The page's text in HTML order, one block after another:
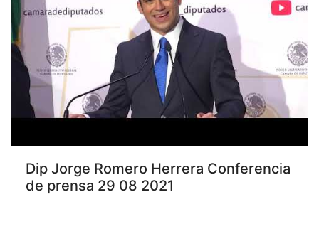
Dip Jorge Romero Herrera Conferencia
de prensa 29 08 2021